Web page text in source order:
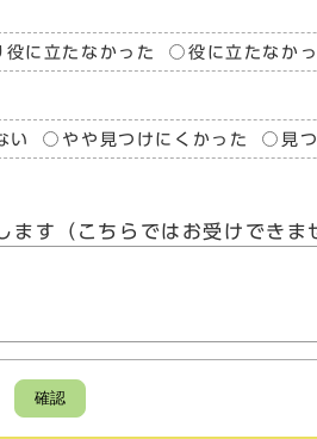
役に立たなかった 役に立たなか
い やや見つけにくかった 見
ます（こちらではお受けできま
確認